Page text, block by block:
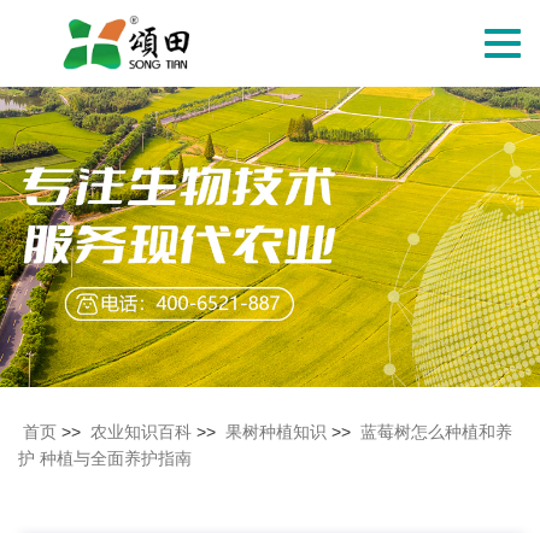
切
导
航
首页 >> 农业知识百科 >> 果树种植知识 >> 蓝莓树怎么种植和养
护 种植与全面养护指南